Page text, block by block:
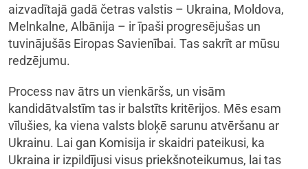
aizvadītajā gadā četras valstis – Ukraina, Moldova,
Melnkalne, Albānija – ir īpaši progresējušas un
tuvinājušās Eiropas Savienībai. Tas sakrīt ar mūsu
redzējumu.
Process nav ātrs un vienkāršs, un visām
kandidātvalstīm tas ir balstīts kritērijos. Mēs esam
vīlušies, ka viena valsts bloķē sarunu atvēršanu ar
Ukrainu. Lai gan Komisija ir skaidri pateikusi, ka
Ukraina ir izpildījusi visus priekšnoteikumus, lai tas